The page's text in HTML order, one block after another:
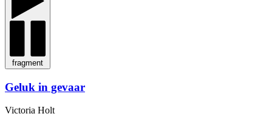
fragment
Geluk in gevaar
Victoria Holt